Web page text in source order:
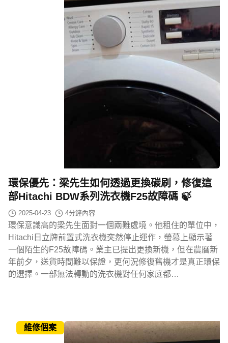
環保優先：梁先生如何透過更換碳刷，修復這
部Hitachi BDW系列洗衣機F25故障碼 🍃
2025-04-23 4分鐘內容
環保意識高的梁先生面對一個兩難處境。他租住的單位中，
Hitachi日立牌前置式洗衣機突然停止運作，螢幕上顯示著
一個陌生的F25故障碼。業主已提出更換新機，但在農曆新
年前夕，送貨時間難以保證，更何況修復舊機才是真正環保
的選擇。一部無法轉動的洗衣機對任何家庭都…
維修個案